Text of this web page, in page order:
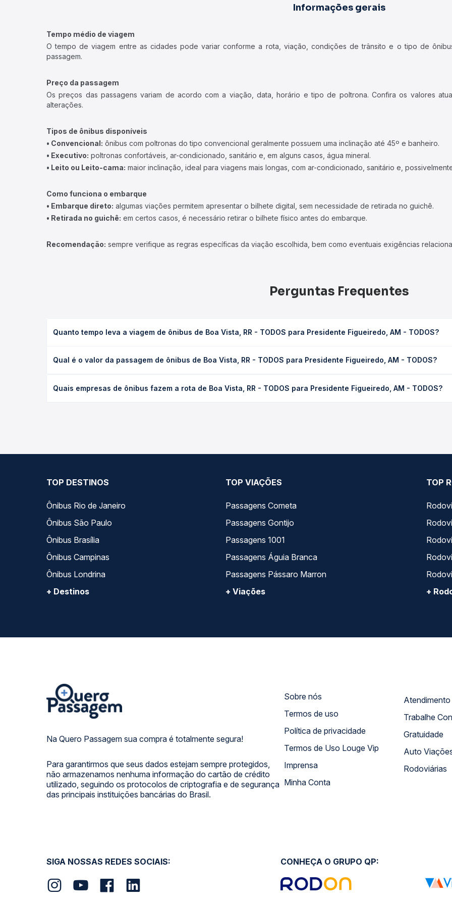
Informações gerais
Tempo médio de viagem
O tempo de viagem entre as cidades pode variar conforme a rota, viação, condições de trânsito e o tipo de
passagem.
Preço da passagem
Os preços das passagens variam de acordo com a viação, data, horário e tipo de poltrona. Confira os valores
alterações.
Tipos de ônibus disponíveis
• Convencional: ônibus com poltronas do tipo convencional geralmente possuem uma inclinação até 45º e banheiro.
• Executivo: poltronas confortáveis, ar-condicionado, sanitário e, em alguns casos, água mineral.
• Leito ou Leito-cama: maior inclinação, ideal para viagens mais longas, com ar-condicionado, sanitário e,
Como funciona o embarque
• Embarque direto: algumas viações permitem apresentar o bilhete digital, sem necessidade de retirada no guichê.
• Retirada no guichê: em certos casos, é necessário retirar o bilhete físico antes do embarque.
Recomendação: sempre verifique as regras específicas da viação escolhida, bem como eventuais exigências
Perguntas Frequentes
Quanto tempo leva a viagem de ônibus de Boa Vista, RR - TODOS para Presidente Figueiredo, AM - TODOS?
(convencional, executivo ou leito) e as condições de tráfego. Na Quero Passagem você consulta os horários
Qual é o valor da passagem de ônibus de Boa Vista, RR - TODOS para Presidente Figueiredo, AM - TODOS?
empresa, o tipo de poltrona e a antecedência da compra. Na Quero Passagem você compara os preços de todas as
Quais empresas de ônibus fazem a rota de Boa Vista, RR - TODOS para Presidente Figueiredo, AM - TODOS?
TOP DESTINOS
Ônibus Rio de Janeiro
Ônibus São Paulo
Ônibus Brasília
Ônibus Campinas
Ônibus Londrina
+ Destinos
TOP VIAÇÕES
Passagens Cometa
Passagens Gontijo
Passagens 1001
Passagens Águia Branca
Passagens Pássaro Marron
+ Viações
TOP
+
Na Quero Passagem sua compra é totalmente segura!
Para garantirmos que seus dados estejam sempre protegidos,
não armazenamos nenhuma informação do cartão de crédito
utilizado, seguindo os protocolos de criptografia e de segurança
das principais instituições bancárias do Brasil.
Sobre nós
Termos de uso
Política de privacidade
Termos de Uso Louge Vip
Imprensa
Minha Conta
Trabalhe
Gratuidade
Auto
Rodoviárias
SIGA NOSSAS REDES SOCIAIS: CONHEÇA O GRUPO QP: